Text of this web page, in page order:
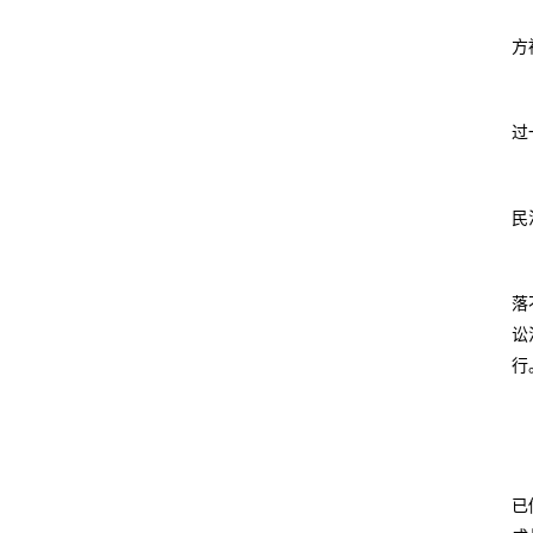
方
过
落
讼
行